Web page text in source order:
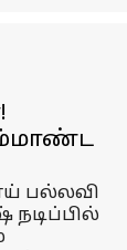
பல்லவி